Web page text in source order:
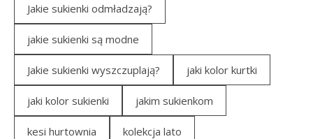
Jakie sukienki odmładzają?
jakie sukienki są modne
Jakie sukienki wyszczuplają? jaki kolor kurtki
jaki kolor sukienki jakim sukienkom
kesi hurtownia kolekcja lato